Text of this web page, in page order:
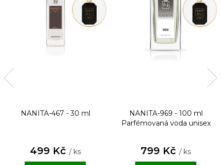
NANITA-467 - 30 ml
499 Kč / ks
NANITA-969 - 100 ml
Parfémovaná voda unisex
799 Kč / ks